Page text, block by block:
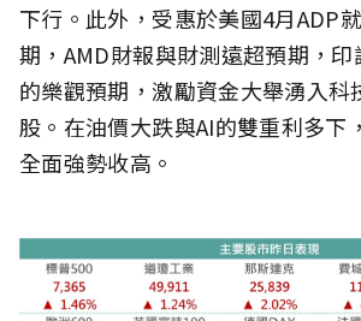
下行。此外，受惠於美國4月ADP
期，AMD財報與財測遠超預期，印
的樂觀預期，激勵資金大舉湧入科
股。在油價大跌與AI的雙重利多下
全面強勢收高。